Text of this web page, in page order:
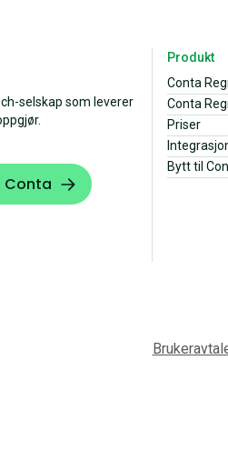
selskap som leverer
Conta
Produkt
Conta
Conta
Priser
Bytt til